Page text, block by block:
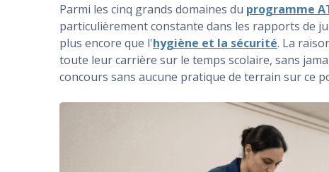
Parmi les cinq grands domaines du programme
particulièrement constante dans les rapports de
plus encore que l'hygiène et la sécurité. La
toute leur carrière sur le temps scolaire, sans
concours sans aucune pratique de terrain sur ce